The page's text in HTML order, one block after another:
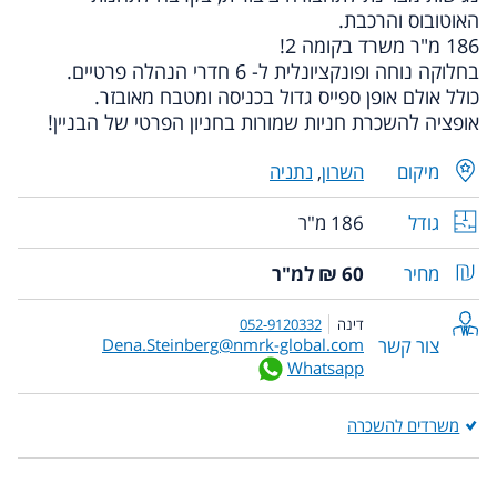
האוטובוס והרכבת.
186 מ"ר משרד בקומה 2!
בחלוקה נוחה ופונקציונלית ל- 6 חדרי הנהלה פרטיים.
כולל אולם אופן ספייס גדול בכניסה ומטבח מאובזר.
אופציה להשכרת חניות שמורות בחניון הפרטי של הבניין!
מיקום השרון, נתניה
גודל
186 מ"ר
מחיר
60 ₪ למ"ר
צור קשר
דינה 052-9120332
Dena.Steinberg@nmrk-global.com
Whatsapp
משרדים להשכרה